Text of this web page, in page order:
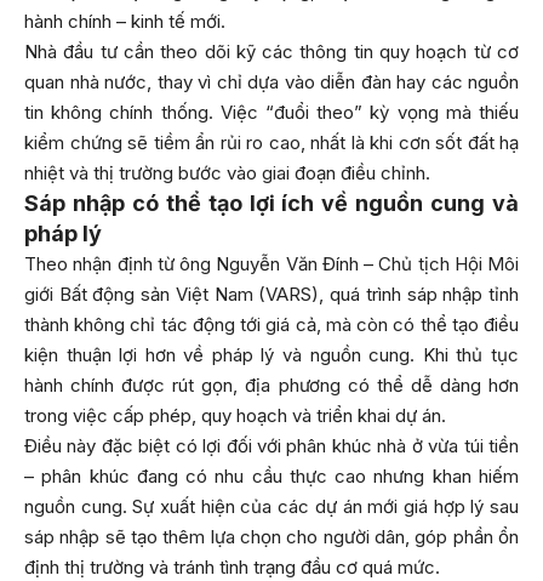
hành chính – kinh tế mới.
Nhà đầu tư cần theo dõi kỹ các thông tin quy hoạch từ cơ
quan nhà nước, thay vì chỉ dựa vào diễn đàn hay các nguồn
tin không chính thống. Việc “đuổi theo” kỳ vọng mà thiếu
kiểm chứng sẽ tiềm ẩn rủi ro cao, nhất là khi cơn sốt đất hạ
nhiệt và thị trường bước vào giai đoạn điều chỉnh.
Sáp nhập có thể tạo lợi ích về nguồn cung và
pháp lý
Theo nhận định từ ông Nguyễn Văn Đính – Chủ tịch Hội Môi
giới Bất động sản Việt Nam (VARS), quá trình sáp nhập tỉnh
thành không chỉ tác động tới giá cả, mà còn có thể tạo điều
kiện thuận lợi hơn về pháp lý và nguồn cung. Khi thủ tục
hành chính được rút gọn, địa phương có thể dễ dàng hơn
trong việc cấp phép, quy hoạch và triển khai dự án.
Điều này đặc biệt có lợi đối với phân khúc nhà ở vừa túi tiền
– phân khúc đang có nhu cầu thực cao nhưng khan hiếm
nguồn cung. Sự xuất hiện của các dự án mới giá hợp lý sau
sáp nhập sẽ tạo thêm lựa chọn cho người dân, góp phần ổn
định thị trường và tránh tình trạng đầu cơ quá mức.